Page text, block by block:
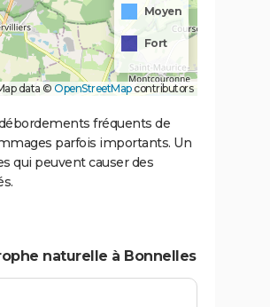
Moyen
Fort
data © OpenStreetMapcontributors
fréquents de
parfois importants. Un
qui peuvent causer des
naturelle à Bonnelles